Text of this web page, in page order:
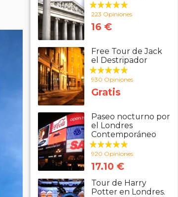
223 Opiniones
16 €
Free Tour de Jack
el Destripador
930 Opiniones
Gratis
Paseo nocturno por
el Londres
Contemporáneo
920 Opiniones
17.10 €
Tour de Harry
Potter en Londres.